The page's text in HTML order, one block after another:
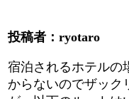
投稿者：ryotaro
宿泊されるホテルの
からないのでザック